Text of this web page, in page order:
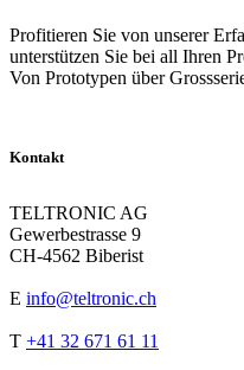
Profitieren Sie von unserer
unterstützen Sie bei all Ihren
Von Prototypen über
Kontakt
TELTRONIC AG
Gewerbestrasse 9
CH-4562 Biberist
E info@teltronic.ch
T +41 32 671 61 11